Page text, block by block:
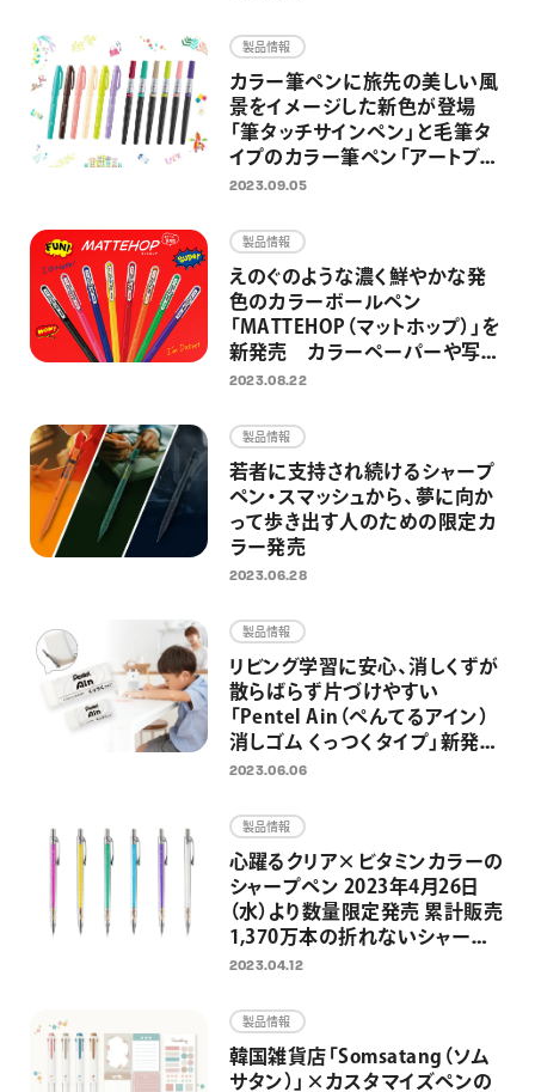
ーの全3色を展開～
製品情報
カラー筆ペンに旅先の美しい風
景をイメージした新色が登場
「筆タッチサインペン」と毛筆タ
イプのカラー筆ペン「アートブラ
ッシュ」に、新色各6色が追加
2023.09.05
製品情報
えのぐのような濃く鮮やかな発
色のカラーボールペン
「MATTEHOP（マットホップ）」を
新発売 カラーペーパーや写
真、マスキングテープにもインパ
める
2023.08.22
製品情報
若者に支持され続けるシャープ
ペン・スマッシュから、夢に向か
って歩き出す人のための限定カ
ラー発売
2023.06.28
製品情報
リビング学習に安心、消しくずが
散らばらず片づけやすい
「Pentel Ain（ぺんてるアイン）
消しゴム くっつくタイプ」新発
売 シャープペン替芯と消しゴ
誕生
2023.06.06
製品情報
心躍るクリア×ビタミンカラーの
シャープペン 2023年4月26日
（水）より数量限定発売 累計販売
1,370万本の折れないシャープ
ペン「オレンズ」発売10周年企画
2023.04.12
製品情報
韓国雑貨店「Somsatang（ソム
サタン）」×カスタマイズペンの